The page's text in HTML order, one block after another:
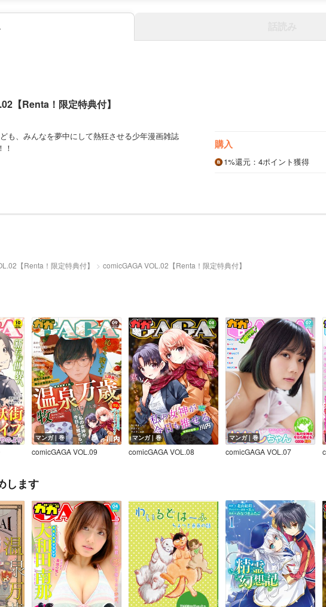
【Renta！限定特典付】
も、みんなを夢中にして熱狂させる少年漫画雑誌
購入
1%還元 ：4ポイント獲得
【Renta！限定特典付】 comicGAGA VOL.02【Renta！限定特典付】
マンガ｜巻
comicGAGA VOL.09
マンガ｜巻
comicGAGA VOL.08
マンガ｜巻
comicGAGA VOL.07
します